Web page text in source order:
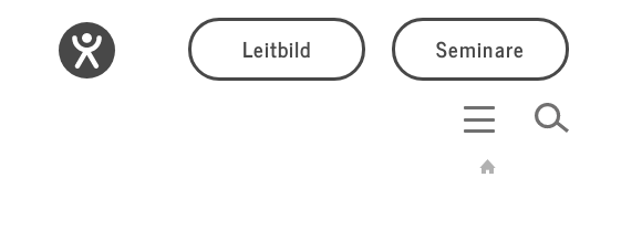
Leitbild Seminare